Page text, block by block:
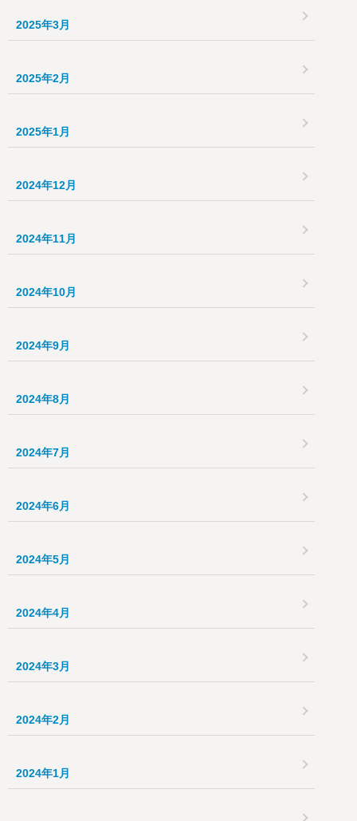
2025年3月
2025年2月
2025年1月
2024年12月
2024年11月
2024年10月
2024年9月
2024年8月
2024年7月
2024年6月
2024年5月
2024年4月
2024年3月
2024年2月
2024年1月